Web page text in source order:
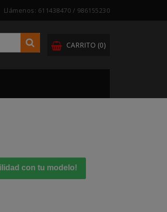
Llámenos: 611438470 / 986155230
CARRITO (0)
con tu modelo!